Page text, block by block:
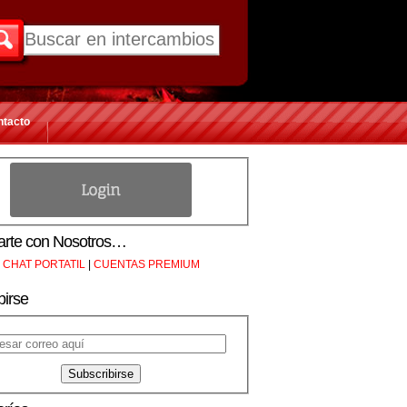
con Nosotros…
CHAT PORTATIL | CUENTAS PREMIUM